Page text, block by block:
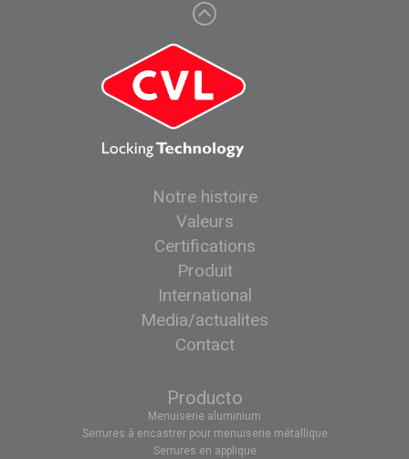
Notre histoire
Valeurs
Certifications
Produit
International
Media/actualites
Contact
Producto
Menuiserie aluminium
Serrures à encastrer pour menuiserie métallique
Serrures en applique